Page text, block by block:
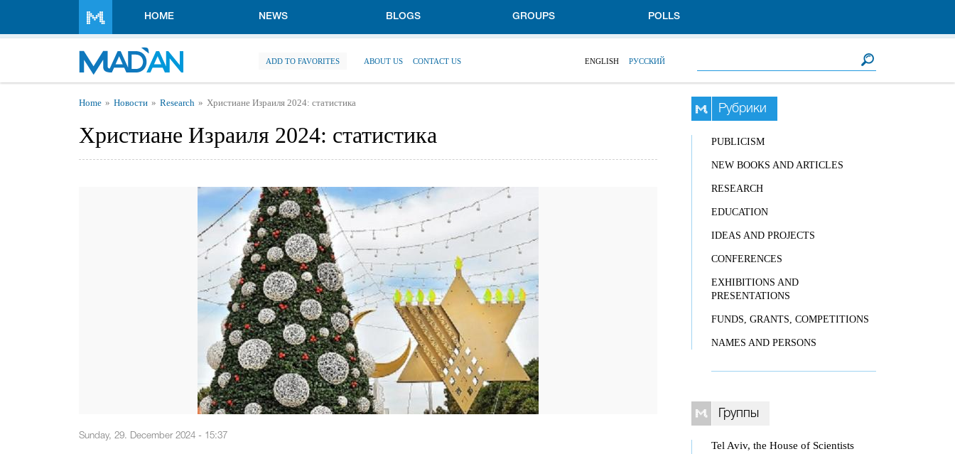
HOME NEWS BLOGS GROUPS POLLS
ADD TO FAVORITES ABOUT US CONTACT US ENGLISH РУССКИЙ
You are here
Home Новости Research Христиане Израиля 2024: статистика
Христиане Израиля 2024: статистика
Sunday, 29. December 2024 - 15:37
Рубрики
PUBLICISM
NEW BOOKS AND ARTICLES
RESEARCH
EDUCATION
IDEAS AND PROJECTS
CONFERENCES
EXHIBITIONS AND
PRESENTATIONS
FUNDS, GRANTS, COMPETITIONS
NAMES AND PERSONS
Группы
Tel Aviv, the House of Scientists